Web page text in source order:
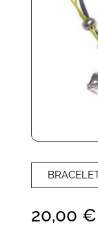
20,00 €